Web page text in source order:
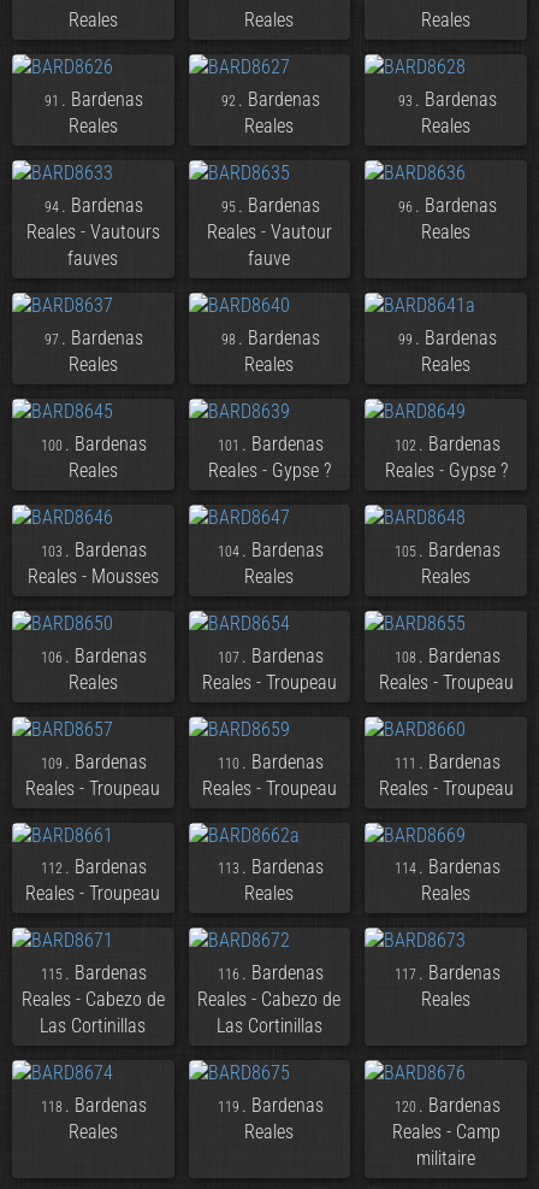
Reales
Reales
Reales
91 . Bardenas
Reales
92 . Bardenas
Reales
93 . Bardenas
Reales
94 . Bardenas
Reales - Vautours
fauves
95 . Bardenas
Reales - Vautour
fauve
96 . Bardenas
Reales
97 . Bardenas
Reales
98 . Bardenas
Reales
99 . Bardenas
Reales
100 . Bardenas
Reales
101 . Bardenas
Reales - Gypse ?
102 . Bardenas
Reales - Gypse ?
103 . Bardenas
Reales - Mousses
104 . Bardenas
Reales
105 . Bardenas
Reales
106 . Bardenas
Reales
107 . Bardenas
Reales - Troupeau
108 . Bardenas
Reales - Troupeau
109 . Bardenas
Reales - Troupeau
110 . Bardenas
Reales - Troupeau
111 . Bardenas
Reales - Troupeau
112 . Bardenas
Reales - Troupeau
113 . Bardenas
Reales
114 . Bardenas
Reales
115 . Bardenas
Reales - Cabezo de
Las Cortinillas
116 . Bardenas
Reales - Cabezo de
Las Cortinillas
117 . Bardenas
Reales
118 . Bardenas
Reales
119 . Bardenas
Reales
120 . Bardenas
Reales - Camp
militaire